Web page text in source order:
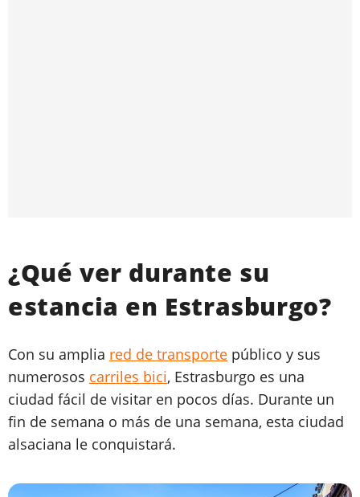
¿Qué ver durante su
estancia en Estrasburgo?
Con su amplia red de transporte público y sus
numerosos carriles bici, Estrasburgo es una
ciudad fácil de visitar en pocos días. Durante un
fin de semana o más de una semana, esta ciudad
alsaciana le conquistará.